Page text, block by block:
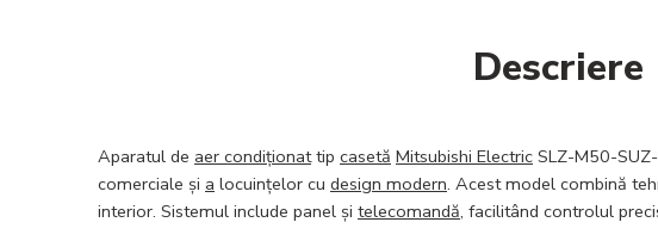
Descriere
Aparatul de aer condiționattip casetă Mitsubishi Electric SLZ-M50-
comerciale și a locuințelor cu design modern. Acest model combină
interior. Sistemul include panel și telecomandă, facilitând controlul